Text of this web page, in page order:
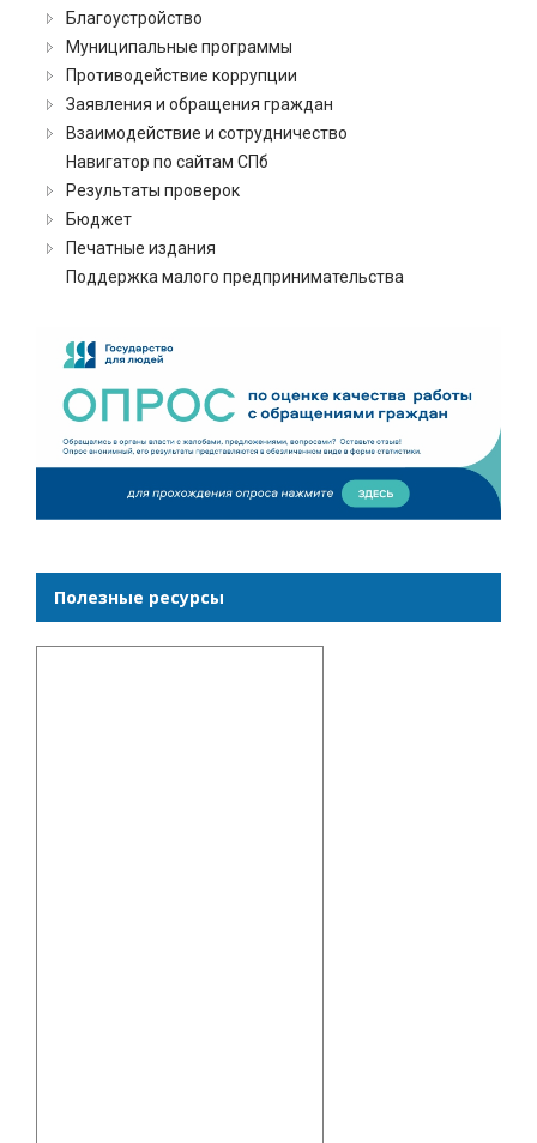
Благоустройство
Муниципальные программы
Противодействие коррупции
Заявления и обращения граждан
Взаимодействие и сотрудничество
Навигатор по сайтам СПб
Результаты проверок
Бюджет
Печатные издания
Поддержка малого предпринимательства
Полезные ресурсы